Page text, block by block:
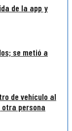
de la app y
se metió a
de vehículo al
persona